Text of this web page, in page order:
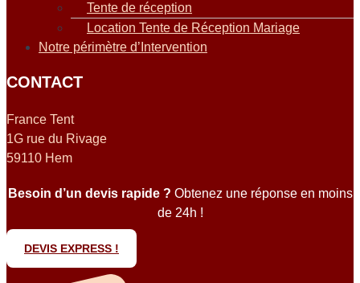
Tente de réception
Location Tente de Réception Mariage
Notre périmètre d’Intervention
CONTACT
France Tent
1G rue du Rivage
59110 Hem
Besoin d’un devis rapide ? Obtenez une réponse en moins
de 24h !
DEVIS EXPRESS !